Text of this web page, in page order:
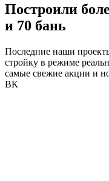
Построили
и 70 бань
Последние наши
стройку в режиме
самые свежие акции и
ВК